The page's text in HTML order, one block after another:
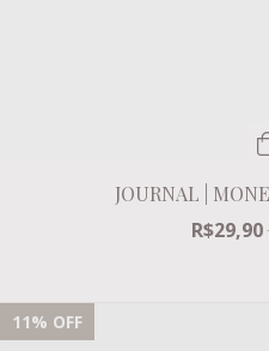
JOURNAL |
R$29,90
11% OFF